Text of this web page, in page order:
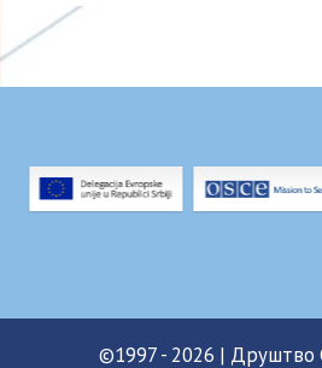
©1997 - 2026 | Друштво